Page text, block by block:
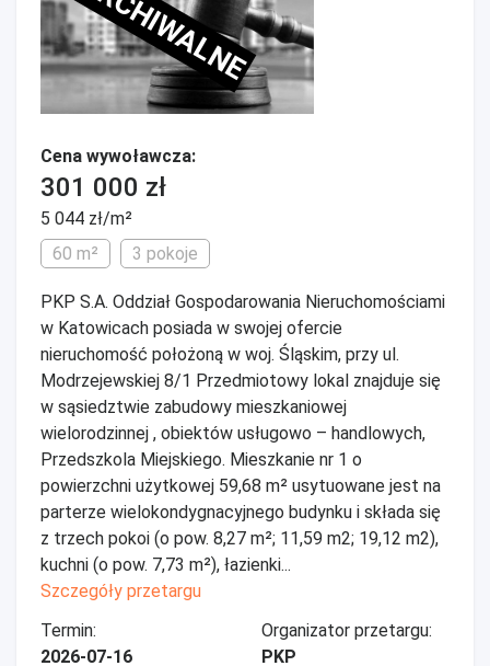
ARCHIWALNE
Cena wywoławcza:
301 000 zł
5 044 zł/m²
60 m²
3 pokoje
PKP S.A. Oddział Gospodarowania Nieruchomościami
w Katowicach posiada w swojej ofercie
nieruchomość położoną w woj. Śląskim, przy ul.
Modrzejewskiej 8/1 Przedmiotowy lokal znajduje się
w sąsiedztwie zabudowy mieszkaniowej
wielorodzinnej , obiektów usługowo – handlowych,
Przedszkola Miejskiego. Mieszkanie nr 1 o
powierzchni użytkowej 59,68 m² usytuowane jest na
parterze wielokondygnacyjnego budynku i składa się
z trzech pokoi (o pow. 8,27 m²; 11,59 m2; 19,12 m2),
kuchni (o pow. 7,73 m²), łazienki...
Szczegóły przetargu
Termin:
2026-07-16
Organizator przetargu:
PKP